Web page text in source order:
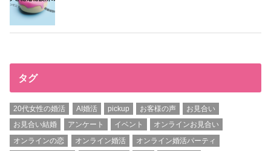
タグ
20代女性の婚活 AI婚活 pickup お客様の声
お見合い
お見合い結婚
アンケート イベント
オンラインお見合い
オンラインの恋
オンライン婚活
オンライン婚活パーティ